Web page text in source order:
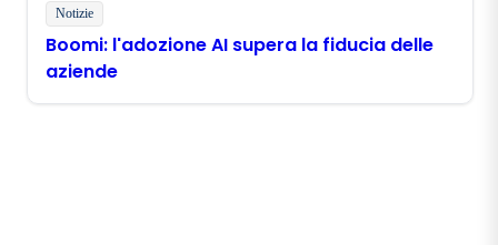
Notizie
Boomi: l'adozione AI supera la fiducia delle
aziende